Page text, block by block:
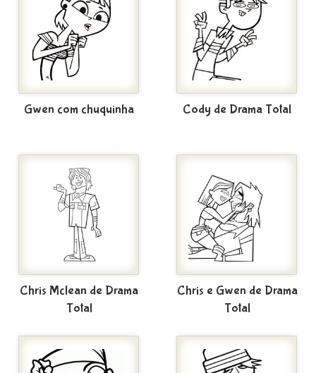
Gwen com chuquinha Cody de Drama Total
Chris Mclean de Drama
Total
Chris e Gwen de Drama
Total